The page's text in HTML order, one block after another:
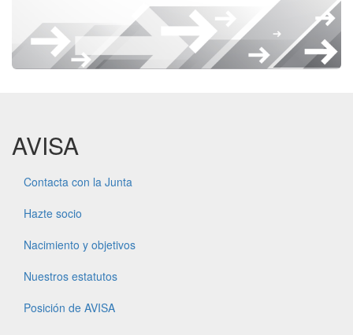
AVISA
Contacta con la Junta
Hazte socio
Nacimiento y objetivos
Nuestros estatutos
Posición de AVISA